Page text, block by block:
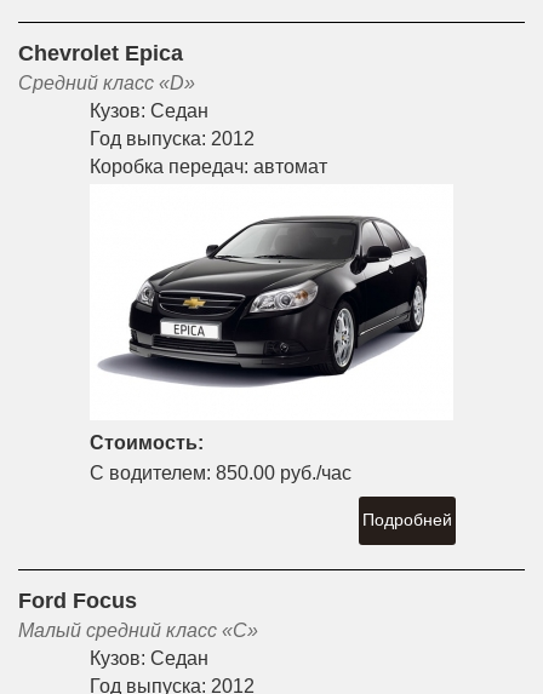
Chevrolet Epica
Средний класс «D»
Кузов: Седан
Год выпуска: 2012
Коробка передач: автомат
Стоимость:
С водителем: 850.00 руб./час
Подробней
Ford Focus
Малый средний класс «С»
Кузов: Седан
Год выпуска: 2012